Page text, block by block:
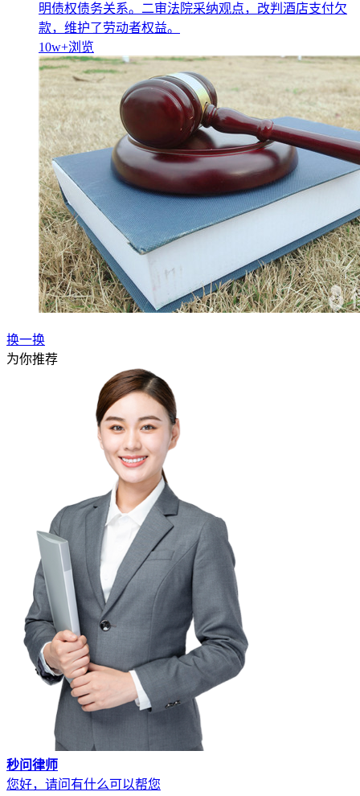
明债权债务关系。二审法院采纳观点，改判酒店支付欠
款，维护了劳动者权益。
10w+浏览
换一换
为你推荐
秒问律师
您好，请问有什么可以帮您